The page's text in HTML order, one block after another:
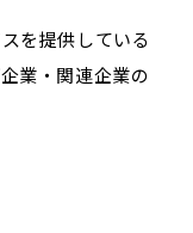
を提供している
業・関連企業の